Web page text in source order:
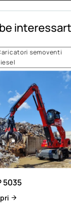
semoventi
5035